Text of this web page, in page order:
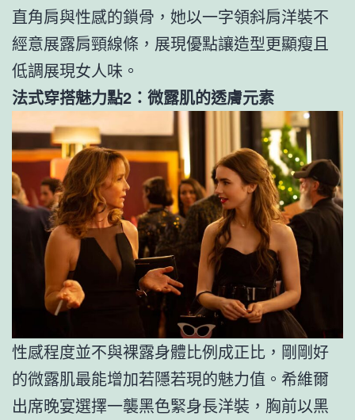
直角肩與性感的鎖骨，她以一字領斜肩洋裝不
經意展露肩頸線條，展現優點讓造型更顯瘦且
低調展現女人味。
法式穿搭魅力點2：微露肌的透膚元素
性感程度並不與裸露身體比例成正比，剛剛好
的微露肌最能增加若隱若現的魅力值。希維爾
出席晚宴選擇一襲黑色緊身長洋裝，胸前以黑